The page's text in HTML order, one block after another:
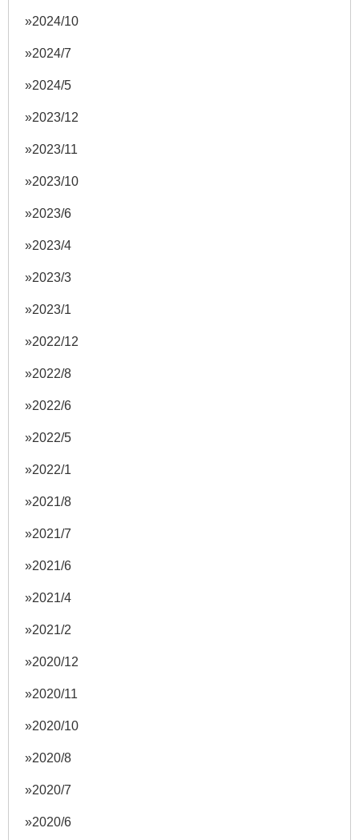
2024/10
2024/7
2024/5
2023/12
2023/11
2023/10
2023/6
2023/4
2023/3
2023/1
2022/12
2022/8
2022/6
2022/5
2022/1
2021/8
2021/7
2021/6
2021/4
2021/2
2020/12
2020/11
2020/10
2020/8
2020/7
2020/6